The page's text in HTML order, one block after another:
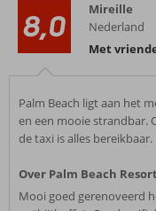
8,0
Mireille
Nederland
Met
Palm Beach ligt aan het
en een mooie strandbar.
de taxi is alles bereikbaar.
Over Palm Beach
Mooi goed gerenoveerd